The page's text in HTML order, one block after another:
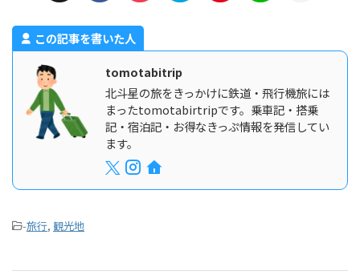
この記事を書いた人
tomotabitrip
北斗星の旅をきっかけに鉄道・飛行機旅には
まったtomotabirtripです。乗車記・搭乗
記・宿泊記・お得なきっぷ情報を発信してい
ます。
-旅行, 観光地